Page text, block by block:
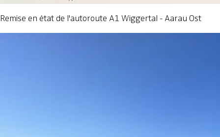
Remise en état de l'autoroute A1 Wiggertal - Aarau Ost